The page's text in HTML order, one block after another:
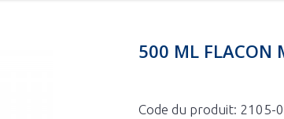
500 ML FLACON
Code du produit: 2105-